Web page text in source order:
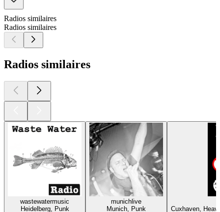
Radios similaires
Radios similaires
Radios similaires
wastewatermusic
Heidelberg, Punk
munichlive
Munich, Punk
Cuxhaven,